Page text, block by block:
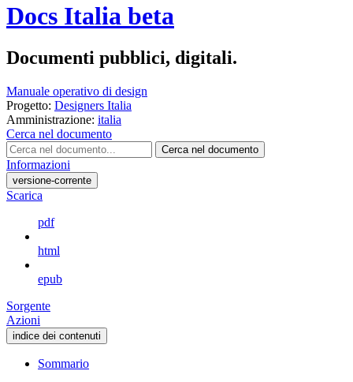
Docs Italia beta
Documenti pubblici, digitali.
Manuale operativo di design
Progetto: Designers Italia
Amministrazione: italia
Cerca nel documento
Cerca nel documento
Informazioni
versione-corrente
Scarica
pdf
html
epub
Sorgente
Azioni
indice dei contenuti
Sommario